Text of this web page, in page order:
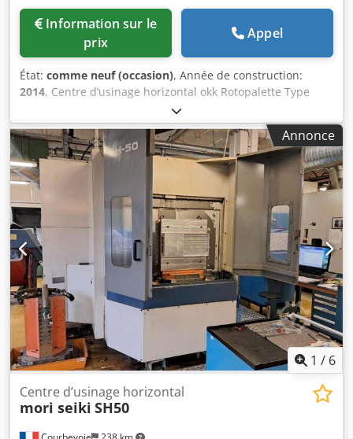
prix
Appel
État: comme neuf (occasion), Année de construction:
2014, Centre d’usinage horizontal okk Rotopalette Type
hm6300s Année 2014 Cnc Fanuc séries 31 i-model B5
Dkedpfx Aozr Ih Dehzsr Magasin de 60 outils Convoyeur à
Copeaux Environ 30 porte-outils attachement ISO 50 Benne
à copeaux basculante et fourchable GOUBARD Points de
contrôle avec étagères et éclairage Présentoirs à outils,
double faces Cuve tampon Estrade structure aluminium
Annonce
1 / 6
Centre d’usinage horizontal
mori seiki SH50